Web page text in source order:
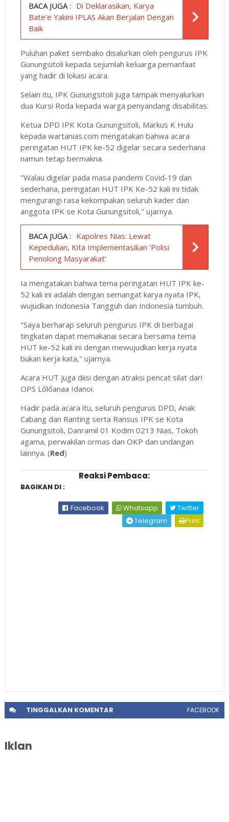
BACA JUGA : Di Deklarasikan, Karya
Bate'e Yakini IPLAS Akan Berjalan Dengan
Baik
Puluhan paket sembako disalurkan oleh pengurus IPK
Gunungsitoli kepada sejumlah keluarga pemanfaat
yang hadir di lokasi acara.
Selain itu, IPK Gunungsitoli juga tampak menyalurkan
dua Kursi Roda kepada warga penyandang disabilitas.
Ketua DPD IPK Kota Gunungsitoli, Markus K Hulu
kepada wartanias.com mengatakan bahwa acara
peringatan HUT IPK ke-52 digelar secara sederhana
namun tetap bermakna.
"Walau digelar pada masa pandemi Covid-19 dan
sederhana, peringatan HUT IPK Ke-52 kali ini tidak
mengurangi rasa kekompakan seluruh kader dan
anggota IPK se Kota Gunungsitoli," ujarnya.
BACA JUGA : Kapolres Nias: Lewat
Kepedulian, Kita Implementasikan 'Polisi
Penolong Masyarakat'
Ia mengatakan bahwa tema peringatan HUT IPK ke-
52 kali ini adalah dengan semangat karya nyata IPK,
wujudkan Indonesia Tangguh dan Indonesia tumbuh.
"Saya berharap seluruh pengurus IPK di berbagai
tingkatan dapat memakanai secara bersama tema
HUT ke-52 kali ini dengan mewujudkan kerja nyata
bukan kerja kata," ujarnya.
Acara HUT juga diisi dengan atraksi pencat silat dari
OPS Lőlőanaa Idanoi.
Hadir pada acara itu, seluruh pengurus DPD, Anak
Cabang dan Ranting serta Ransus IPK se Kota
Gunungsitoli, Danramil 01 Kodim 0213 Nias, Tokoh
agama, perwakilan ormas dan OKP dan undangan
lainnya. (Red)
Reaksi Pembaca:
BAGIKAN DI :
Facebook Whatsapp
Twitter
Telegram
Print
TINGGALKANKOMENTAR FACEBOOK
Iklan